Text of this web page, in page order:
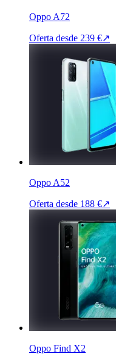
Oppo A72
Oferta desde 239 €↗
Oppo A52
Oferta desde 188 €↗
Oppo Find X2